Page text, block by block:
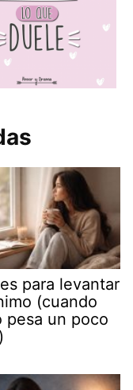
para levantar
(cuando
pesa un poco